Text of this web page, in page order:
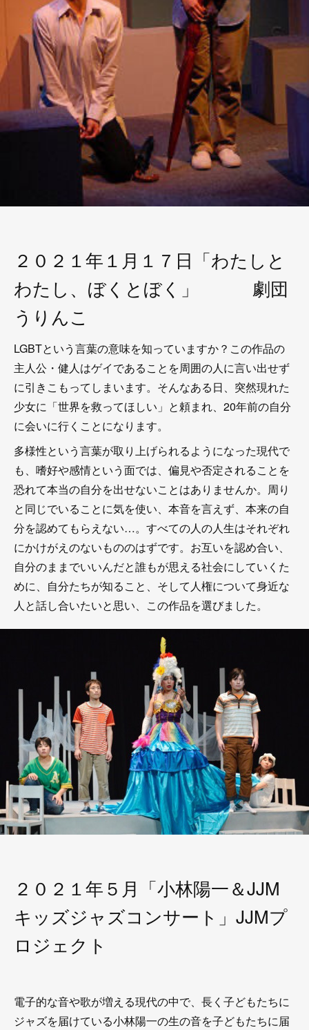
２０２１年１月１７日「わたしと
わたし、ぼくとぼく」 劇団
うりんこ
LGBTという言葉の意味を知っていますか？この作品の
主人公・健人はゲイであることを周囲の人に言い出せず
に引きこもってしまいます。そんなある日、突然現れた
少女に「世界を救ってほしい」と頼まれ、20年前の自分
に会いに行くことになります。
多様性という言葉が取り上げられるようになった現代で
も、嗜好や感情という面では、偏見や否定されることを
恐れて本当の自分を出せないことはありませんか。周り
と同じでいることに気を使い、本音を言えず、本来の自
分を認めてもらえない…。すべての人の人生はそれぞれ
にかけがえのないもののはずです。お互いを認め合い、
自分のままでいいんだと誰もが思える社会にしていくた
めに、自分たちが知ること、そして人権について身近な
人と話し合いたいと思い、この作品を選びました。
２０２１年５月「小林陽一＆JJM
キッズジャズコンサート」JJMプ
ロジェクト
電子的な音や歌が増える現代の中で、長く子どもたちに
ジャズを届けている小林陽一の生の音を子どもたちに届